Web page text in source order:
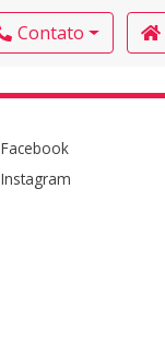
Contato
Facebook
Instagram